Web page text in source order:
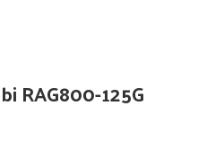
RAG800-125G